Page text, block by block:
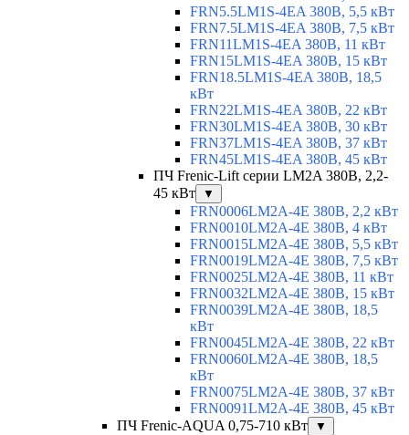
FRN5.5LM1S-4EA 380В, 5,5 кВт
FRN7.5LM1S-4EA 380В, 7,5 кВт
FRN11LM1S-4EA 380В, 11 кВт
FRN15LM1S-4EA 380В, 15 кВт
FRN18.5LM1S-4EA 380В, 18,5
кВт
FRN22LM1S-4EA 380В, 22 кВт
FRN30LM1S-4EA 380В, 30 кВт
FRN37LM1S-4EA 380В, 37 кВт
FRN45LM1S-4EA 380В, 45 кВт
ПЧ Frenic-Lift серии LM2A 380В, 2,2-
45 кВт
▼
FRN0006LM2A-4E 380В, 2,2 кВт
FRN0010LM2A-4E 380В, 4 кВт
FRN0015LM2A-4E 380В, 5,5 кВт
FRN0019LM2A-4E 380В, 7,5 кВт
FRN0025LM2A-4E 380В, 11 кВт
FRN0032LM2A-4E 380В, 15 кВт
FRN0039LM2A-4E 380В, 18,5
кВт
FRN0045LM2A-4E 380В, 22 кВт
FRN0060LM2A-4E 380В, 18,5
кВт
FRN0075LM2A-4E 380В, 37 кВт
FRN0091LM2A-4E 380В, 45 кВт
ПЧ Frenic-AQUA 0,75-710 кВт
▼